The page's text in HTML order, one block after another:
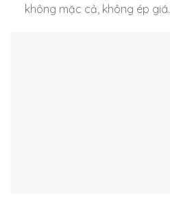
không mặc cả, không ép giá.